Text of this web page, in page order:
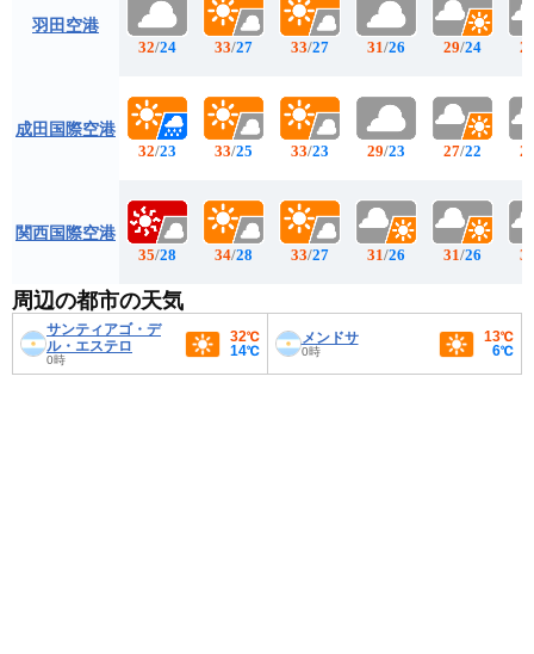
羽田空港
成田国際空港
関西国際空港
32/24
32/23
35/28
33/27
33/25
34/28
33/27
33/23
33/27
31/26
29/23
31/26
29/24
27/22
31/26
周辺の都市の天気
サンティアゴ・デ
ル・エステロ
0時
32℃
14℃
メンドサ
0時
13℃
6℃